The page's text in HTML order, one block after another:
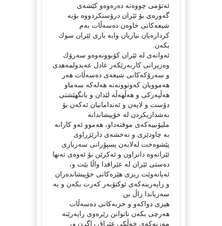
ئه‌تۆمی چووه‌ته‌ ده‌ره‌وه‌و كێشه‌ی
گه‌وره‌ی بۆ ئێران درۆستكردووه‌ بۆیه‌
شیعه‌كانی خاوه‌ن ده‌سه‌ڵات به‌م
كرداره‌یان نیازیان وایه‌ باری ئێران سوك
بكه‌ن.
ئه‌وانه‌ی له‌ ئێران كۆبوونه‌وه‌و سه‌رۆك
وه‌زیرانی كاربه‌رێكه‌ر عادل عه‌بدولمه‌هدی
و سه‌رۆكه‌كانی شیعه‌ی ده‌سه‌ڵات هه‌ر
هه‌موویان كه‌وتوونه‌ته‌ هه‌له‌كه‌‌ سه‌ماو
هه‌ڵپه‌ركی و هه‌ڵهه‌ڵه‌ لێدان و بانگهێشتی
دۆست و لایه‌ن و ئه‌ندامانیان ئه‌كه‌ن بۆ
به‌شداریكردن له‌ خۆپیشاندانه‌
ملیۆنییه‌كه‌ی موقته‌داو، هه‌موو ئه‌و كارانه‌
به‌ چاودێری و نه‌خشه‌ی دارێژراوی
پێشوه‌خت له‌لایه‌ن پسپۆرانی سه‌ربازی
ئێرانه‌وه‌ دانراون و ئه‌كرێن بۆ ئه‌وه‌ی ته‌نها
ده‌ستی ئێران له‌ عێراقدا واڵا بێت و،
ئه‌یانه‌وێت ریزی هێزه‌كانی خۆپیشانده‌ران
و راپه‌رینه‌كه‌ی ئوكتۆبه‌ر كه‌رت بكه‌ن و به‌
سه‌ریاندا زاڵ بن.‌
هیزی دواكه‌و و حزبه‌كانی ده‌سه‌ڵات
هه‌رچی بكه‌ن ناتوانن رێره‌وی راپه‌رێنه‌
مه‌زنه‌كه‌ی خه‌ڵكی عێراق راگرن و،